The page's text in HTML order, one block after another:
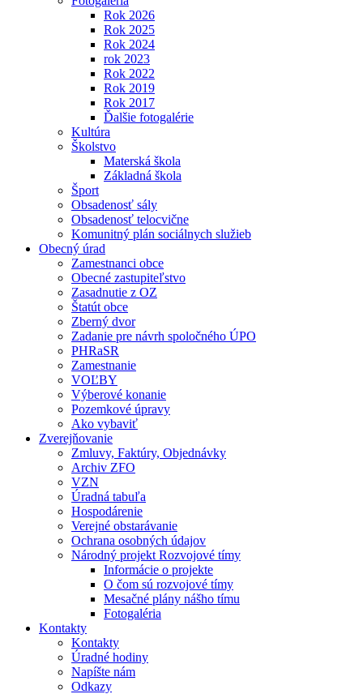
Rok 2026
Rok 2025
Rok 2024
rok 2023
Rok 2022
Rok 2019
Rok 2017
Ďalšie fotogalérie
Kultúra
Školstvo
Materská škola
Základná škola
Šport
Obsadenosť sály
Obsadenosť telocvične
Komunitný plán sociálnych služieb
Obecný úrad
Zamestnanci obce
Obecné zastupiteľstvo
Zasadnutie z OZ
Štatút obce
Zberný dvor
Zadanie pre návrh spoločného ÚPO
PHRaSR
Zamestnanie
VOĽBY
Výberové konanie
Pozemkové úpravy
Ako vybaviť
Zverejňovanie
Zmluvy, Faktúry, Objednávky
Archiv ZFO
VZN
Úradná tabuľa
Hospodárenie
Verejné obstarávanie
Ochrana osobných údajov
Národný projekt Rozvojové tímy
Informácie o projekte
O čom sú rozvojové tímy
Mesačné plány nášho tímu
Fotogaléria
Kontakty
Kontakty
Úradné hodiny
Napíšte nám
Odkazy